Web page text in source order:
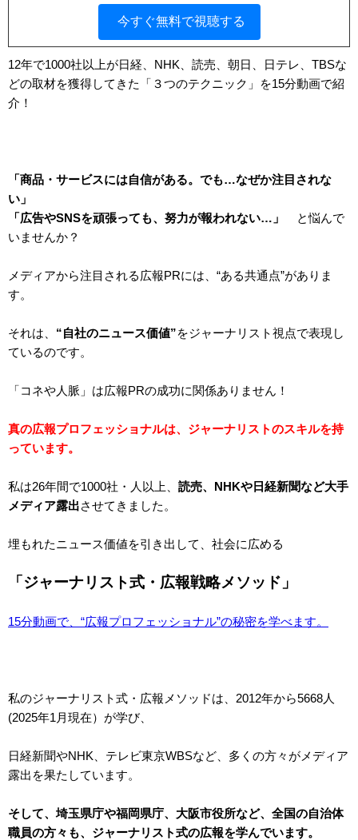
12年で1000社以上が日経、NHK、読売、朝日、日テレ、TBSな
どの取材を獲得してきた「３つのテクニック」を15分動画で紹
介！
「商品・サービスには自信がある。でも…なぜか注目されな
い」
「広告やSNSを頑張っても、努力が報われない…」
と悩んで
いませんか？
メディアから注目される広報PRには、“ある共通点”がありま
す。
それは、 “自社のニュース価値”をジャーナリスト視点で表現し
ているのです。
「コネや人脈」は広報PRの成功に関係ありません！
真の広報プロフェッショナルは、ジャーナリストのスキルを持
っています。
私は26年間で1000社・人以上、 読売、NHKや日経新聞など大手
メディア露出させてきました。
埋もれたニュース価値を引き出して、社会に広める
「ジャーナリスト式・広報戦略メソッド」
15分動画で、“広報プロフェッショナル”の秘密を学べます。
私のジャーナリスト式・広報メソッドは、2012年から5668人
(2025年1月現在）が学び、
日経新聞やNHK、テレビ東京WBSなど、多くの方々がメディア
露出を果たしています。
そして、埼玉県庁や福岡県庁、大阪市役所など、全国の自治体
職員の方々も、ジャーナリスト式の広報を学んでいます。